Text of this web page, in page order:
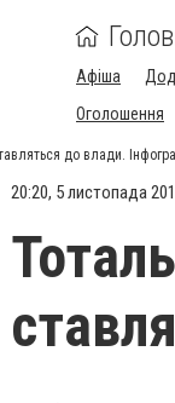
Афіша
Оголошення
до влади.
20:20, 5 листопада